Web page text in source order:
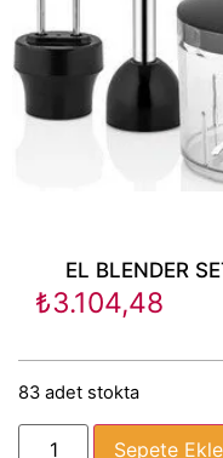
EL BLENDER
₺3.104,48
83 adet stokta
Sepete Ekle